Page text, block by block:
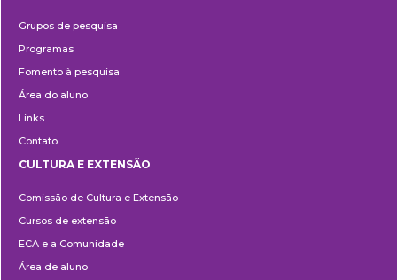
Grupos de pesquisa
Programas
Fomento à pesquisa
Área do aluno
Links
Contato
e
Extensão
CULTURA E EXTENSÃO
Comissão de Cultura e Extensão
Cursos de extensão
ECA e a Comunidade
Área de aluno